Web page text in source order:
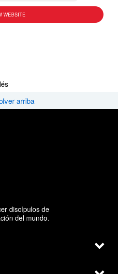
WEBSITE
arriba
discípulos de
del mundo.